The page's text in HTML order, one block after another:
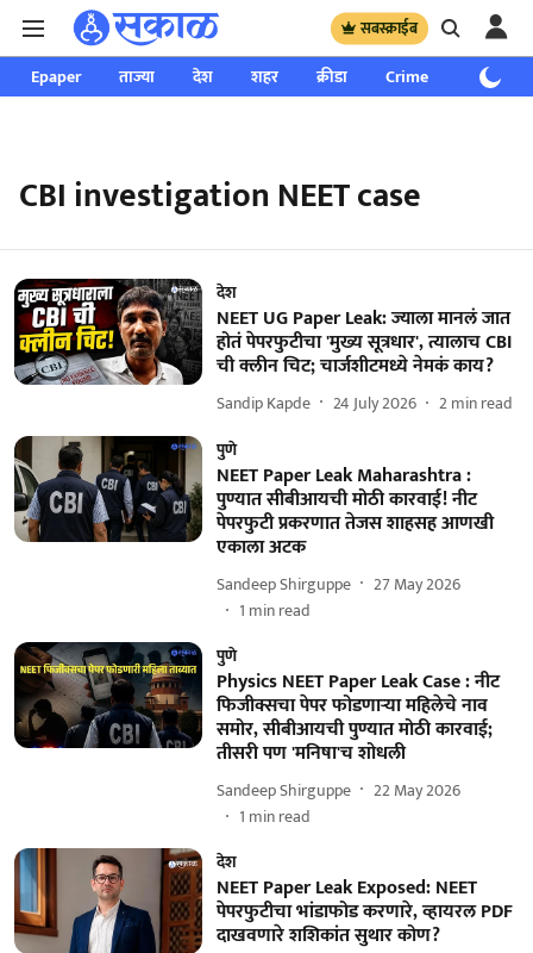
सबस्क्राईब
Epaper ताज्या देश शहर क्रीडा Crime साप्ताहिक
CBI investigation NEET case
देश
NEET UG Paper Leak: ज्याला मानलं जात
होतं पेपरफुटीचा 'मुख्य सूत्रधार', त्यालाच CBI
ची क्लीन चिट; चार्जशीटमध्ये नेमकं काय?
Sandip Kapde 24 July 2026 2min read
पुणे
NEET Paper Leak Maharashtra :
पुण्यात सीबीआयची मोठी कारवाई! नीट
पेपरफुटी प्रकरणात तेजस शाहसह आणखी
एकाला अटक
Sandeep Shirguppe
27 May 2026
1 min read
पुणे
Physics NEET Paper Leak Case : नीट
फिजीक्सचा पेपर फोडणाऱ्या महिलेचे नाव
समोर, सीबीआयची पुण्यात मोठी कारवाई;
तीसरी पण 'मनिषा'च शोधली
Sandeep Shirguppe
22 May 2026
1 min read
देश
NEET Paper Leak Exposed: NEET
पेपरफुटीचा भांडाफोड करणारे, व्हायरल PDF
दाखवणारे शशिकांत सुथार कोण?